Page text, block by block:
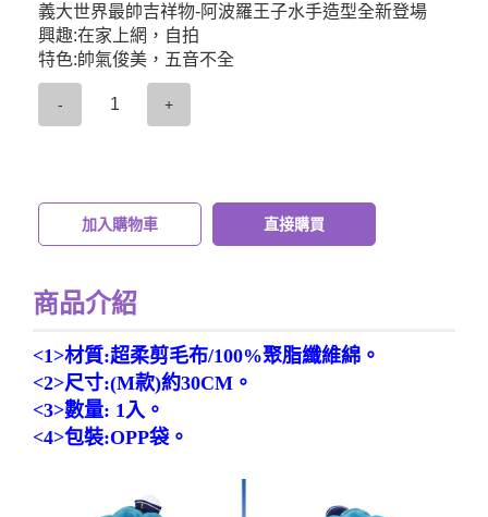
義大世界最帥吉祥物-阿波羅王子水手造型全新登場
興趣:在家上網，自拍
特色:帥氣俊美，五音不全
- +
加入購物車 直接購買
商品介紹
<1>材質:超柔剪毛布/100%聚脂纖維綿。
<2>尺寸:(M款)約30CM。
<3>數量: 1入。
<4>包裝:OPP袋。